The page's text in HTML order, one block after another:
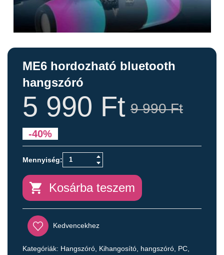
ME6 hordozható bluetooth
hangszóró
9 990Ft
5 990 Ft
-40%
Kosárba teszem
Kedvencekhez
Kategóriák: Hangszóró, Kihangosító, hangszóró, PC,